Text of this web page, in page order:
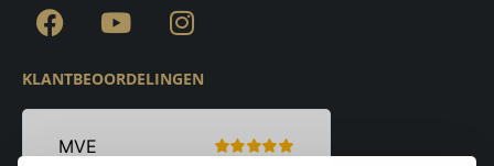
KLANTBEOORDELINGEN